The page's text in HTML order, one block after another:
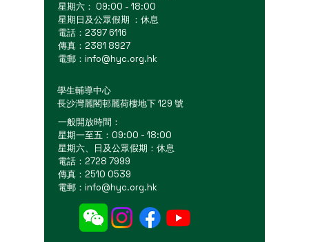
星期六： 09:00 - 18:00
星期日及公眾假期 ：休息
電話：2397 6116
傳真：2381 8927
電郵： info@hyc.org.hk
學生輔導中心
長沙灣麗閣邨麗荷樓地下 129 號
一般開放時間：
星期一至五：09:00 - 18:00
星期六、日及公眾假期：休息
電話：2728 7999
傳真：2510 0539
電郵： info@hyc.org.hk